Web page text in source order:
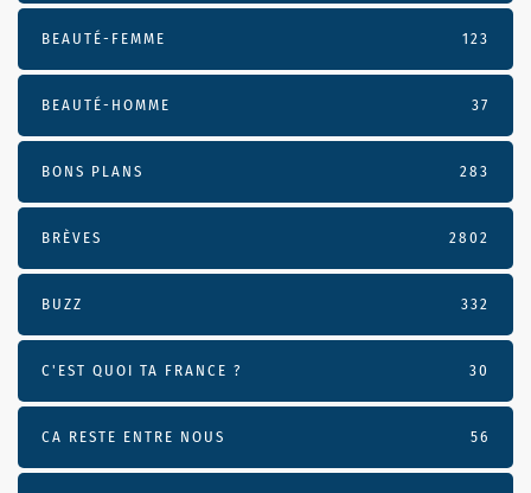
BEAUTÉ-FEMME 123
BEAUTÉ-HOMME 37
BONS PLANS 283
BRÈVES 2802
BUZZ 332
C'EST QUOI TA FRANCE ? 30
CA RESTE ENTRE NOUS 56